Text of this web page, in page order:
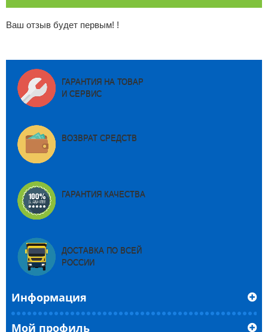
Ваш отзыв будет первым! !
ГАРАНТИЯ НА ТОВАР
И СЕРВИС
ВОЗВРАТ СРЕДСТВ
ГАРАНТИЯ КАЧЕСТВА
ДОСТАВКА ПО ВСЕЙ
РОССИИ
Информация
Мой профиль